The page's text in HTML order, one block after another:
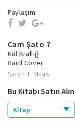
Paylaşım:
Cam Şato 7
Kül Krallığı
Hard Cover
Sarah J. Maas
Bu Kitabı Satın Alın
Kitap